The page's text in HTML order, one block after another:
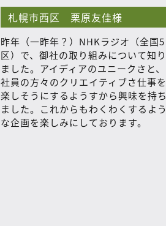
札幌市西区 栗原友佳様
昨年（一昨年？）NHKラジオ（全国5
区）で、御社の取り組みについて知り
ました。アイディアのユニークさと、
社員の方々のクリエイティブさ仕事を
楽しそうにするようすから興味を持ち
ました。これからもわくわくするよう
な企画を楽しみにしております。